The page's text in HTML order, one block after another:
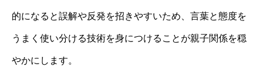
的になると誤解や反発を招きやすいため、言葉と態度を
うまく使い分ける技術を身につけることが親子関係を穏
やかにします。